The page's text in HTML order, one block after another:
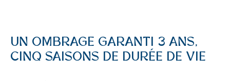
UN OMBRAGE GARANTI 3 ANS,
CINQ SAISONS DE DURÉE DE VIE